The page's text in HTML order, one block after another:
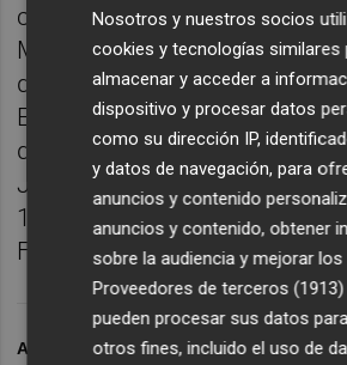
clase 470 para 2021: el
Mundo se celebrará en
del 5 al 13 de marzo; el
Europa tendrá como sede
del 30 de abril al 8 de mayo;
Júnior se disputará en San
11 al 18 de julio y el Europeo
Formia (Italia) del 24 al 31
ARCHIVADO EN VELA OLÍMPICA
Nosotros y nuestros socios
cookies y tecnologías similares
almacenar y acceder a
dispositivo y procesar datos
como su dirección IP,
y datos de navegación, para
anuncios y contenido
anuncios y contenido, obtener
sobre la audiencia y mejorar los
Proveedores de terceros (1913)
pueden procesar sus datos
otros fines, incluido el uso de